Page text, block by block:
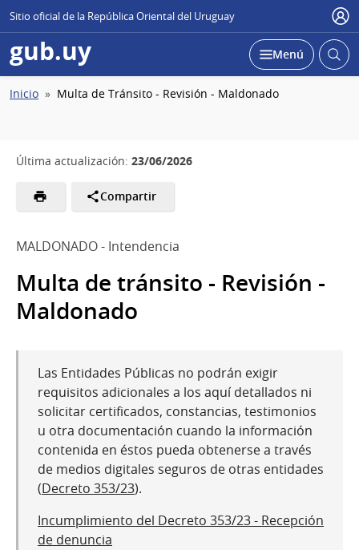
Sitio oficial de la República Oriental del Uruguay
gub.uy Desplegar
Menú Abrir
Ruta
Inicio Multa de Tránsito - Revisión - Maldonado
Última actualización: 23/06/2026
Compartir
MALDONADO - Intendencia
Multa de tránsito - Revisión -
Maldonado
Las Entidades Públicas no podrán exigir
requisitos adicionales a los aquí detallados ni
solicitar certificados, constancias, testimonios
u otra documentación cuando la información
contenida en éstos pueda obtenerse a través
de medios digitales seguros de otras entidades
(Decreto 353/23).
Incumplimiento del Decreto 353/23 - Recepción
de denuncia